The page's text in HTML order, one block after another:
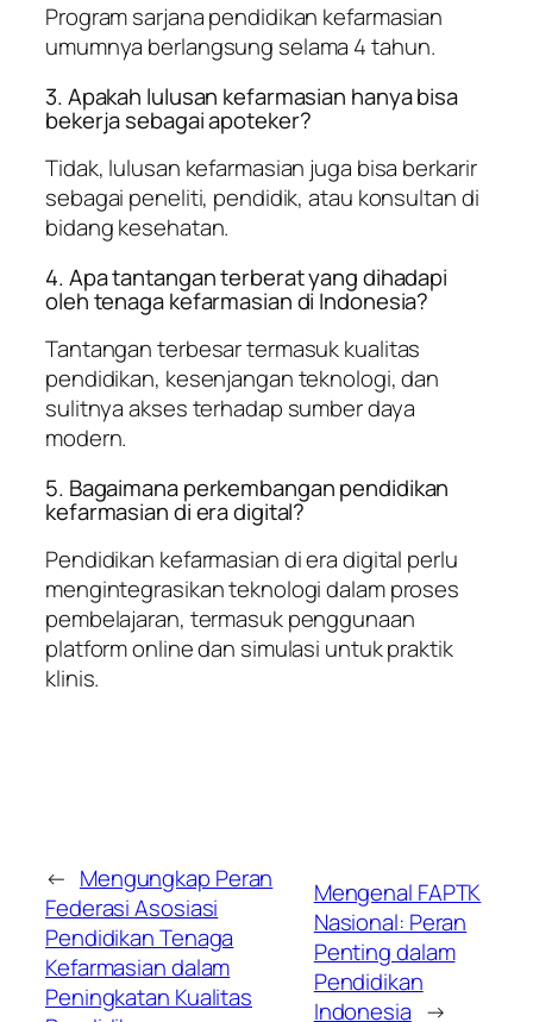
Program sarjana pendidikan kefarmasian
umumnya berlangsung selama 4 tahun.
3. Apakah lulusan kefarmasian hanya bisa
bekerja sebagai apoteker?
Tidak, lulusan kefarmasian juga bisa berkarir
sebagai peneliti, pendidik, atau konsultan di
bidang kesehatan.
4. Apa tantangan terberat yang dihadapi
oleh tenaga kefarmasian di Indonesia?
Tantangan terbesar termasuk kualitas
pendidikan, kesenjangan teknologi, dan
sulitnya akses terhadap sumber daya
modern.
5. Bagaimana perkembangan pendidikan
kefarmasian di era digital?
Pendidikan kefarmasian di era digital perlu
mengintegrasikan teknologi dalam proses
pembelajaran, termasuk penggunaan
platform online dan simulasi untuk praktik
klinis.
← Mengungkap Peran
Federasi Asosiasi
Pendidikan Tenaga
Kefarmasian dalam
Peningkatan Kualitas
Mengenal FAPTK
Nasional: Peran
Penting dalam
Pendidikan
Indonesia →